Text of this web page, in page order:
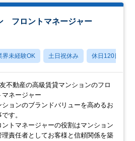
フロントマネージャー
界未経験OK 土日祝休み 休日120日以上
不動産の⾼級賃貸マンションのフロ
マネージャー
ションのブランドバリューを⾼めるお
す。
ントマネージャーの役割はマンション
理責任者としてお客様と信頼関係を築